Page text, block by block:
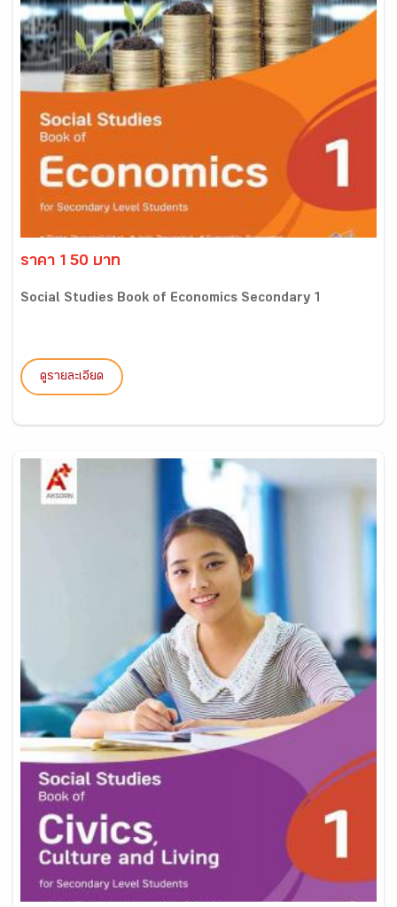
ราคา 150 บาท
Social Studies Book of Economics Secondary 1
ดูรายละเอียด